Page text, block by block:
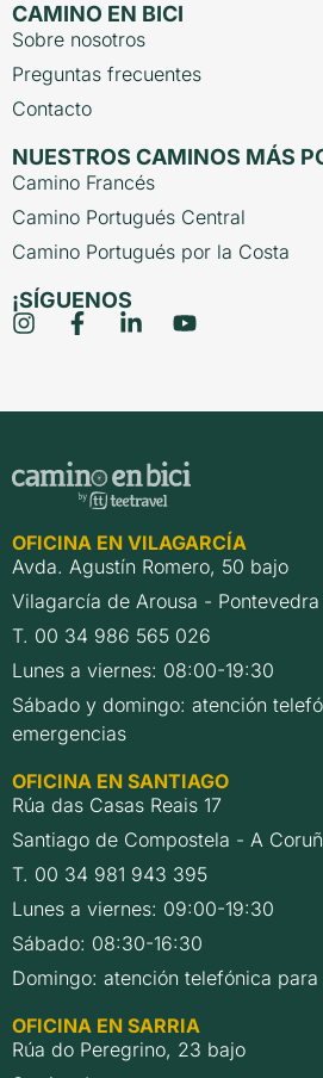
CAMINO EN BICI
Sobre nosotros
Preguntas frecuentes
Contacto
NUESTROS CAMINOS MÁS
Camino Francés
Camino Portugués Central
Camino Portugués por la Costa
¡SÍGUENOS
OFICINA EN VILAGARCÍA
Avda. Agustín Romero, 50 bajo
Vilagarcía de Arousa - Pontevedra
T. 00 34 986 565 026
Lunes a viernes: 08:00-19:30
Sábado y domingo: atención
emergencias
OFICINA EN SANTIAGO
Rúa das Casas Reais 17
Santiago de Compostela - A
T. 00 34 981 943 395
Lunes a viernes: 09:00-19:30
Sábado: 08:30-16:30
Domingo: atención telefónica
OFICINA EN SARRIA
Rúa do Peregrino, 23 bajo